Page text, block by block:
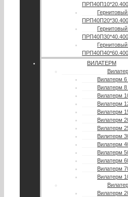
ПРП40П10*20.400
ПРП40П20*30.400
ПРП40П30*40.400
ПРП40П40*60.400
ВИЛАТЕРМ
Вилатерм
Вилатерм
Вилатерм
Вилатерм
Вилатерм
Вилатерм
Вилатерм
Вилитерм
Вилатерм
Вилатерм
Вилатерм
Вилатерм
Вилатерм
Вилатерм